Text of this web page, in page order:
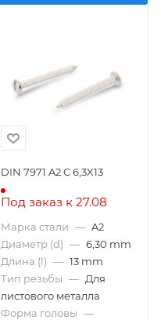
DIN 7971 A2 C 6,3X13
Под заказ к 27.08
Марка стали — A2
Диаметр (d) — 6,30 mm
Длина (l) — 13 mm
Тип резьбы — Для
листового металла
Форма головы —